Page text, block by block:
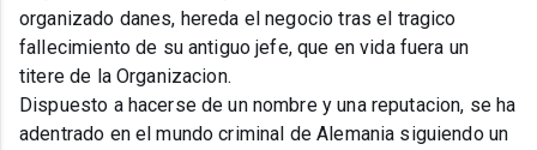
organizado danes, hereda el negocio tras el tragico
fallecimiento de su antiguo jefe, que en vida fuera un
titere de la Organizacion.
Dispuesto a hacerse de un nombre y una reputacion, se ha
adentrado en el mundo criminal de Alemania siguiendo un